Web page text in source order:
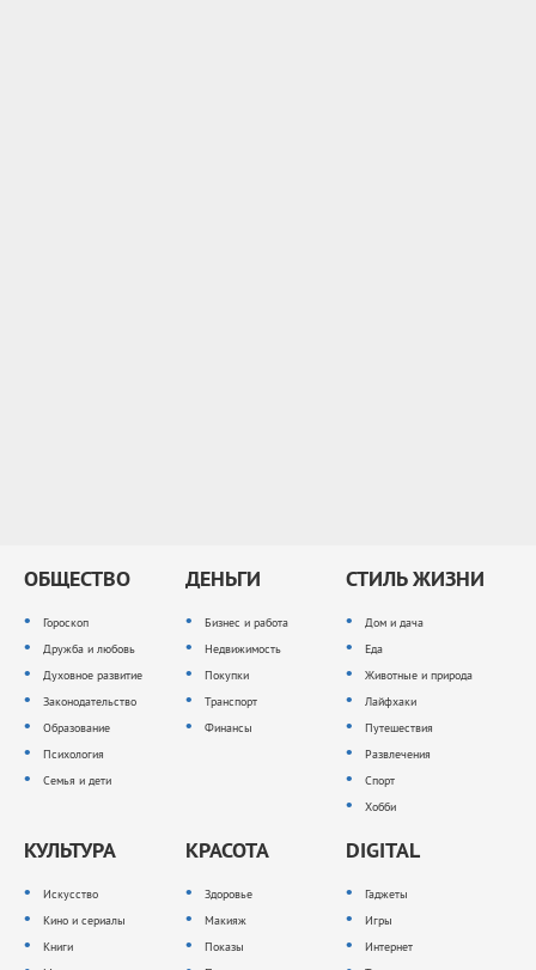
ОБЩЕСТВО
Гороскоп
Дружба и любовь
Духовное развитие
Законодательство
Образование
Психология
Семья и дети
ДЕНЬГИ
Бизнес и работа
Недвижимость
Покупки
Транспорт
Финансы
СТИЛЬ ЖИЗНИ
Дом и дача
Еда
Животные и природа
Лайфхаки
Путешествия
Развлечения
Спорт
Хобби
КУЛЬТУРА
Искусство
Кино и сериалы
Книги
КРАСОТА
Здоровье
Макияж
Показы
DIGITAL
Гаджеты
Игры
Интернет